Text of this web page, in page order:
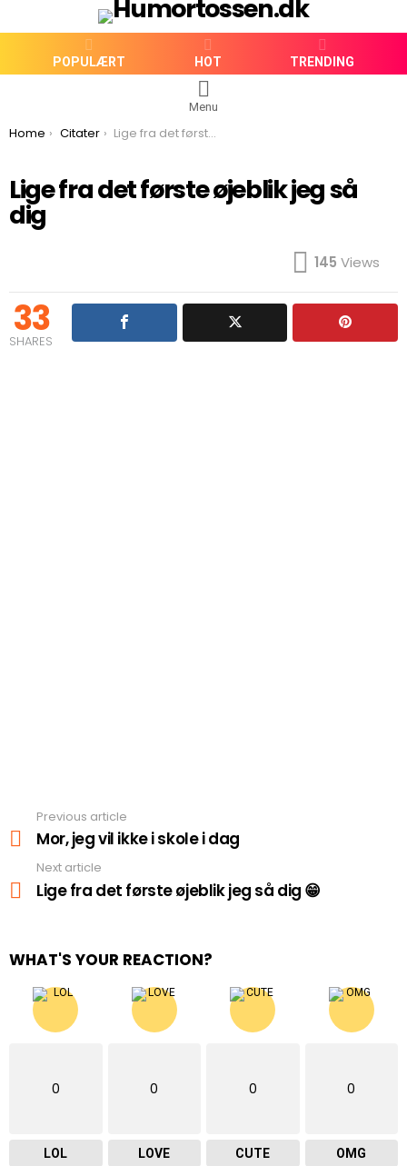
POPULÆRT HOT TRENDING
Menu
You are here:
Home Citater Lige fra det første øjeblik jeg så dig
Lige fra det første øjeblik jeg så
dig
145 Views
33
SHARES
more
Previous article
Mor, jeg vil ikke i skole i dag
Next article
Lige fra det første øjeblik jeg så dig 😁
WHAT'S YOUR REACTION?
0
LOL
0
LOVE
0
CUTE
0
OMG